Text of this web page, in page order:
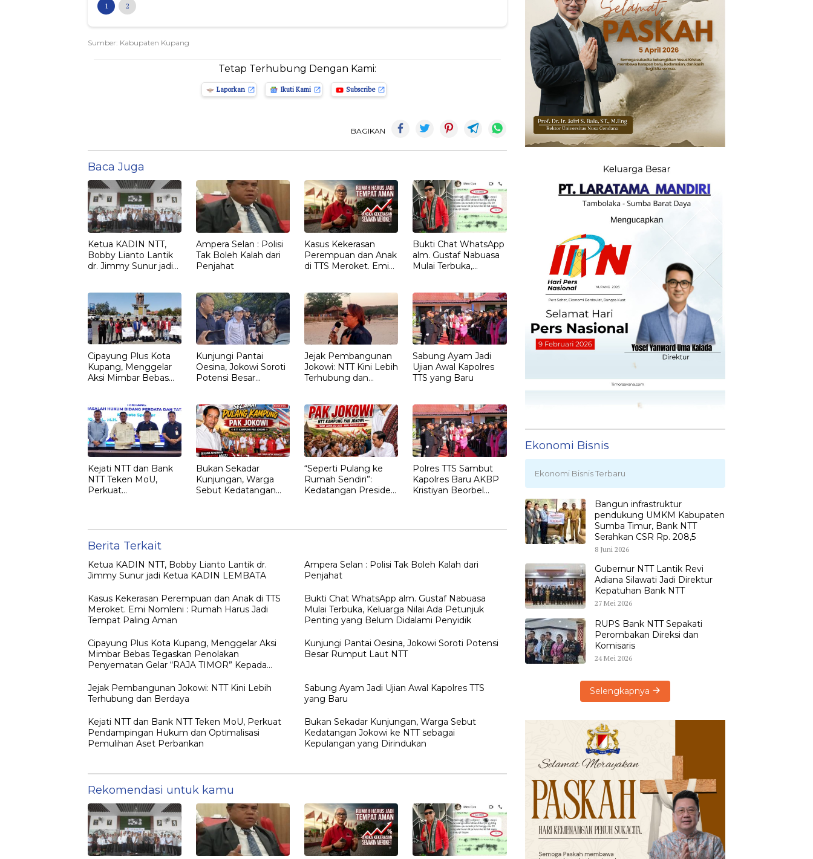
1 2
Sumber: Kabupaten Kupang
Tetap Terhubung Dengan Kami:
Laporkan Ikuti Kami Subscribe
BAGIKAN
Baca Juga
Ketua KADIN NTT,
Bobby Lianto Lantik
dr. Jimmy Sunur jadi
Ampera Selan : Polisi
Tak Boleh Kalah dari
Penjahat
Kasus Kekerasan
Perempuan dan Anak
di TTS Meroket. Emi
Paling Aman
Bukti Chat WhatsApp
alm. Gustaf Nabuasa
Mulai Terbuka,
yang Belum Didalami
Penyidik
Cipayung Plus Kota
Kupang, Menggelar
Aksi Mimbar Bebas
“RAJA TIMOR”
Kepada JOKO
WIDODO
Kunjungi Pantai
Oesina, Jokowi Soroti
Potensi Besar
Jejak Pembangunan
Jokowi: NTT Kini Lebih
Terhubung dan
Sabung Ayam Jadi
Ujian Awal Kapolres
TTS yang Baru
Kejati NTT dan Bank
NTT Teken MoU,
Perkuat
Perbankan
Bukan Sekadar
Kunjungan, Warga
Sebut Kedatangan
“Seperti Pulang ke
Rumah Sendiri”:
Kedatangan Presiden
Polres TTS Sambut
Kapolres Baru AKBP
Kristiyan Beorbel
Berita Terkait
Ketua KADIN NTT, Bobby Lianto Lantik dr.
Jimmy Sunur jadi Ketua KADIN LEMBATA
Ampera Selan : Polisi Tak Boleh Kalah dari
Penjahat
Kasus Kekerasan Perempuan dan Anak di TTS
Meroket. Emi Nomleni : Rumah Harus Jadi
Tempat Paling Aman
Bukti Chat WhatsApp alm. Gustaf Nabuasa
Mulai Terbuka, Keluarga Nilai Ada Petunjuk
Penting yang Belum Didalami Penyidik
Cipayung Plus Kota Kupang, Menggelar Aksi
Mimbar Bebas Tegaskan Penolakan
Penyematan Gelar “RAJA TIMOR” Kepada
Kunjungi Pantai Oesina, Jokowi Soroti Potensi
Besar Rumput Laut NTT
Jejak Pembangunan Jokowi: NTT Kini Lebih
Terhubung dan Berdaya
Sabung Ayam Jadi Ujian Awal Kapolres TTS
yang Baru
Kejati NTT dan Bank NTT Teken MoU, Perkuat
Pendampingan Hukum dan Optimalisasi
Pemulihan Aset Perbankan
Bukan Sekadar Kunjungan, Warga Sebut
Kedatangan Jokowi ke NTT sebagai
Kepulangan yang Dirindukan
Rekomendasi untuk kamu
Ekonomi Bisnis
Ekonomi Bisnis Terbaru
Bangun infrastruktur
pendukung UMKM Kabupaten
Sumba Timur, Bank NTT
Serahkan CSR Rp. 208,5
8 Juni 2026
Gubernur NTT Lantik Revi
Adiana Silawati Jadi Direktur
Kepatuhan Bank NTT
27 Mei 2026
RUPS Bank NTT Sepakati
Perombakan Direksi dan
Komisaris
24 Mei 2026
Selengkapnya